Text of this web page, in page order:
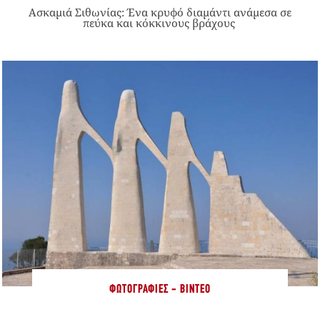
Ασκαμιά Σιθωνίας: Ένα κρυφό διαμάντι ανάμεσα σε
πεύκα και κόκκινους βράχους
ΦΩΤΟΓΡΑΦΊΕΣ - ΒΊΝΤΕΟ